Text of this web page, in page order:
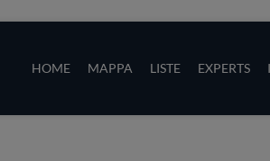
Salta al
HOME MAPPA LISTE EXPERTS